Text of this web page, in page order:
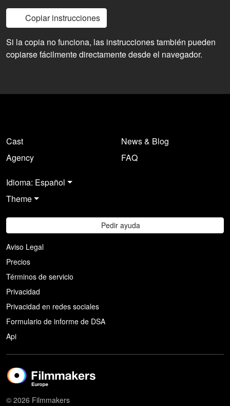
Copiar instrucciones
Si la copia no funciona, las instrucciones también pueden
copiarse fácilmente directamente desde el navegador.
Cast
Agency
News & Blog
FAQ
Idioma: Español
Theme
Pedir ayuda
Aviso Legal
Precios
Términos de servicio
Privacidad
Privacidad en redes sociales
Formulario de informe de DSA
Api
© 2026 Filmmakers